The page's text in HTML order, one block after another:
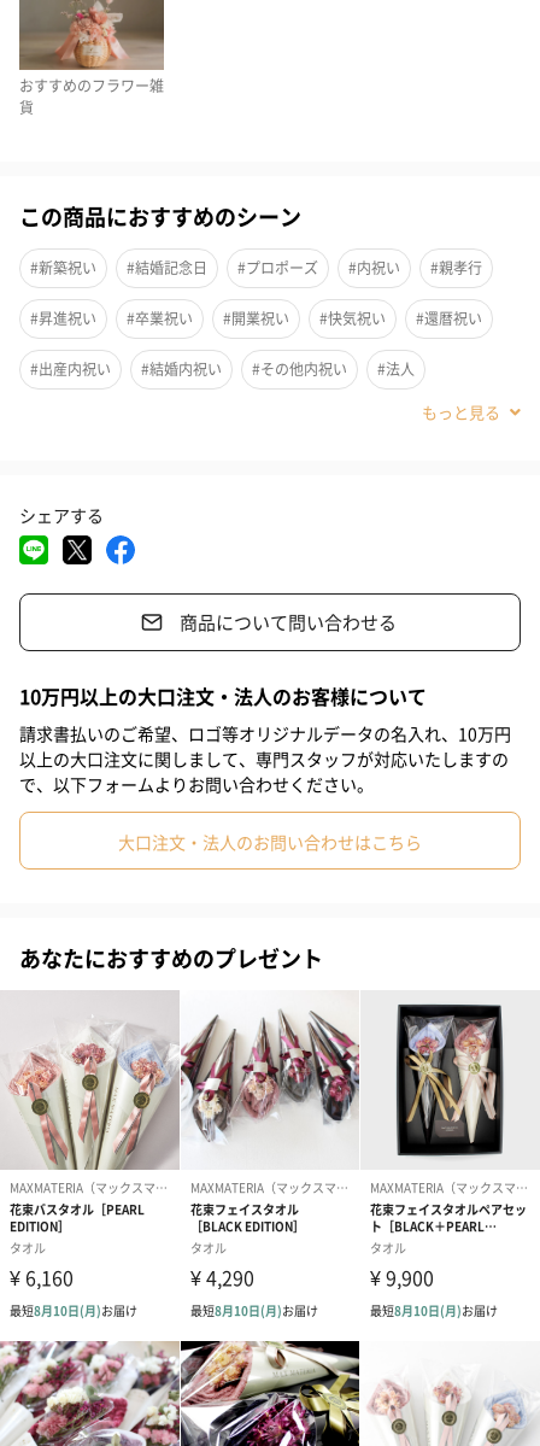
気”に、
反対色を選んで”カジュアルな雰囲気”にもなります。
高級感のあるデザインでテイストを選べるのも、タオル花束の人
タオルに包まれている天然のドライフラワーは『エバーラスティ
ング』。
エバーラスティングの花言葉は『永遠の思い出、不滅の愛、いつ
までも続く幸せ』。
その名の通り、乾燥させても花びらの色を変えず、永遠に咲き誇
木から生まれた高級タオル
ドライフラワーを包んでいるタオルは、肌触りのよさと吸水性だ
けでなく、シルクのような「上品な霜降り調の光沢」がありま
す。
タオルに使われているトリアセテート繊維は世界で唯一、日本で
生産されている天然木を主原料とした高級素材です。
綿と比べ色落ちや固くなりにくいだけでなく、綿よりも吸水力が
優れています。
Wealth of Life〜人生に豊かなひと時を〜
「穏やかで心豊かに生活をするには、それに相応する物質や空間
が必要である」
大切な人といる時間、ひとりを満喫する時間。そのすべてが限り
あるものです。
MAX MATERIAはファブリック製品の開発・供給を通じて、製品を
手にしていただくすべての皆様に、最高の瞬間、最高の人生を満
喫いただきたいと考えています。
素材へのこだわり
天然木材パルプから作る繊維“ソアロン”は、欧州のラグジュアリ
ーブランドや高級民族衣装として世界的にも認知されている高級
繊維素材です。
また、なめらかな触感と豊かな光沢によって、官能試験では「シ
おすすめのフラワー雑
貨
この商品におすすめのシーン
#新築祝い #結婚記念日 #プロポーズ #内祝い #親孝行
#昇進祝い #卒業祝い #開業祝い #快気祝い #還暦祝い
#出産内祝い #結婚内祝い #その他内祝い #法人
#送別会
#入学祝い
#お中元 #サプライズ
#部下女性 #兄 #妹 #姉 #息子
#取引先女性 #親戚男性 #親戚女性 #女子中学生
#女子高校生 #母親 #彼氏 #女友達 #男友達 #男性
#上司女性 #上司男性 #同僚女性 #同僚男性 #男子大学生
#50代 #70代 #80代 #90代
シェアする
商品について問い合わせる
10万円以上の大口注文・法人のお客様について
請求書払いのご希望、ロゴ等オリジナルデータの名入れ、10万円
以上の大口注文に関しまして、専門スタッフが対応いたしますの
で、以下フォームよりお問い合わせください。
大口注文・法人のお問い合わせはこちら
あなたにおすすめのプレゼント